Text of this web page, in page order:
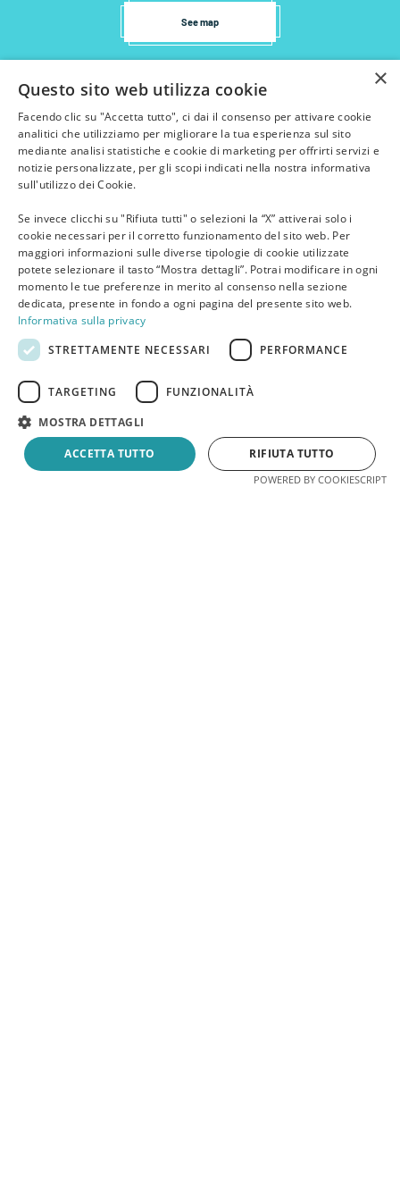
See map
×
Questo sito web utilizza cookie
Facendo clic su "Accetta tutto", ci dai il consenso per attivare cookie
analitici che utilizziamo per migliorare la tua esperienza sul sito
mediante analisi statistiche e cookie di marketing per offrirti servizi e
notizie personalizzate, per gli scopi indicati nella nostra informativa
sull'utilizzo dei Cookie.
Se invece clicchi su "Rifiuta tutti" o selezioni la “X” attiverai solo i
cookie necessari per il corretto funzionamento del sito web. Per
maggiori informazioni sulle diverse tipologie di cookie utilizzate
potete selezionare il tasto “Mostra dettagli”. Potrai modificare in ogni
momento le tue preferenze in merito al consenso nella sezione
dedicata, presente in fondo a ogni pagina del presente sito web.
Informativa sulla privacy
STRETTAMENTE NECESSARI
PERFORMANCE
TARGETING FUNZIONALITÀ
MOSTRA DETTAGLI
ACCETTA TUTTO RIFIUTA TUTTO
POWERED BY COOKIESCRIPT